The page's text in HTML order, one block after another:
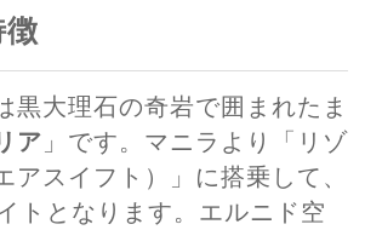
徴
黒大理石の奇岩で囲まれたま
ア 」です。マニラより「リゾ
アスイフト）」に搭乗して、
トとなります。エルニド空